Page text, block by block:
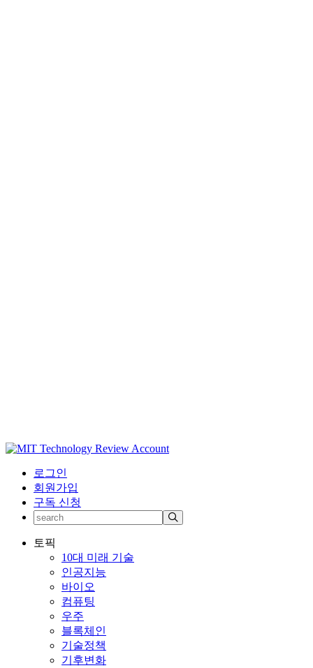
로그인
회원가입
구독 신청
토픽
10대 미래 기술
인공지능
바이오
컴퓨팅
우주
블록체인
기술정책
기후변화